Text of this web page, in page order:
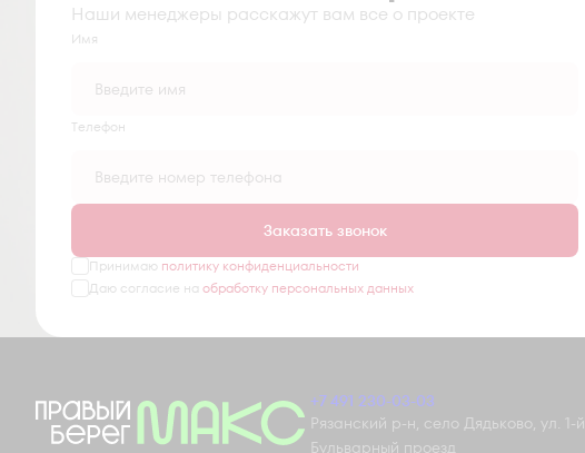
Наши менеджеры расскажут вам все о проекте
Имя
Tелефон
Заказать звонок
Принимаю политику конфиденциальности
Даю согласие на обработку персональных данных
+7 491 230-03-03
Рязанский р-н, село Дядьково, ул. 1-й
Бульварный проезд